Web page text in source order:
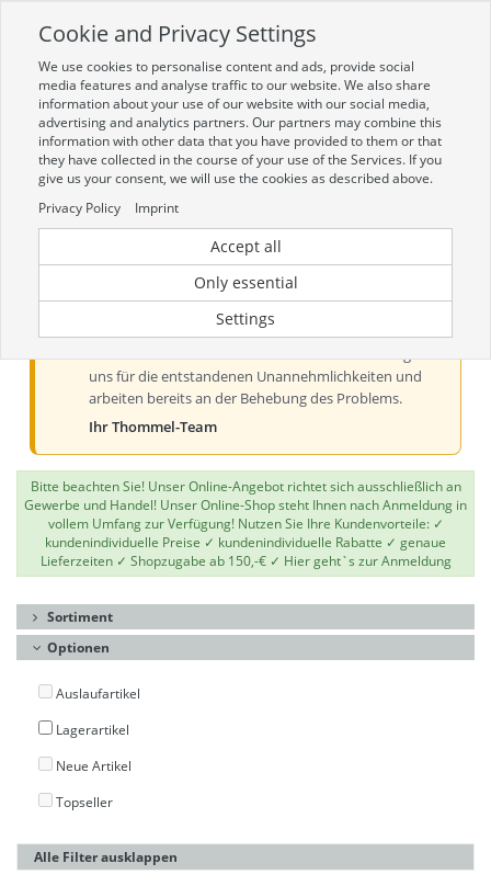
Zur mobilen Kompaktversion (Login erforderlich)
Toggle
navigation
Aktueller Hinweis zur Preis- und
Verfügbarkeitsanzeige
Liebe Kundinnen und Kunden, derzeit kann es bei der
Preis- und Verfügbarkeitsanzeige aus technischen
uns für die entstandenen Unannehmlichkeiten und
arbeiten bereits an der Behebung des Problems.
Ihr Thommel-Team
Bitte beachten Sie! Unser Online-Angebot richtet sich ausschließlich an
Gewerbe und Handel! Unser Online-Shop steht Ihnen nach Anmeldung in
vollem Umfang zur Verfügung! Nutzen Sie Ihre Kundenvorteile: ✓
kundenindividuelle Preise ✓ kundenindividuelle Rabatte ✓ genaue
Lieferzeiten ✓ Shopzugabe ab 150,-€ ✓ Hier geht`s zur Anmeldung
Sortiment
Optionen
Auslaufartikel
Lagerartikel
Neue Artikel
Topseller
Alle Filter ausklappen
Cookie and Privacy Settings
We use cookies to personalise content and ads, provide social
media features and analyse traffic to our website. We also share
information about your use of our website with our social media,
advertising and analytics partners. Our partners may combine this
information with other data that you have provided to them or that
they have collected in the course of your use of the Services. If you
give us your consent, we will use the cookies as described above.
Privacy Policy
Imprint
Accept all
Only essential
Settings